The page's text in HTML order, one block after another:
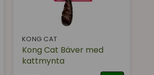
KONG CAT
Kong Cat Bäver med
kattmynta